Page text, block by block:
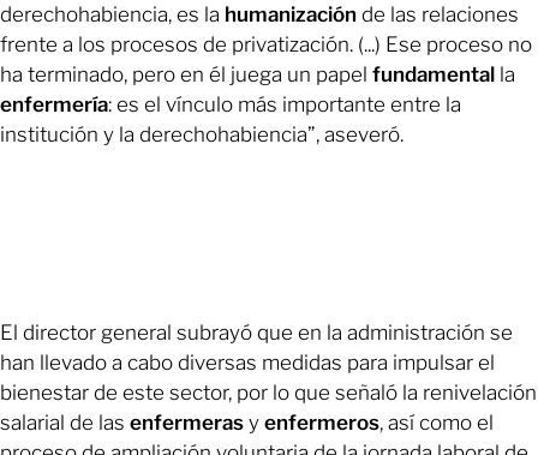
derechohabiencia, es la humanización de las relaciones
frente a los procesos de privatización. (...) Ese proceso no
ha terminado, pero en él juega un papel fundamental la
enfermería: es el vínculo más importante entre la
institución y la derechohabiencia”, aseveró.
El director general subrayó que en la administración se
han llevado a cabo diversas medidas para impulsar el
bienestar de este sector, por lo que señaló la renivelación
salarial de las enfermeras y enfermeros, así como el